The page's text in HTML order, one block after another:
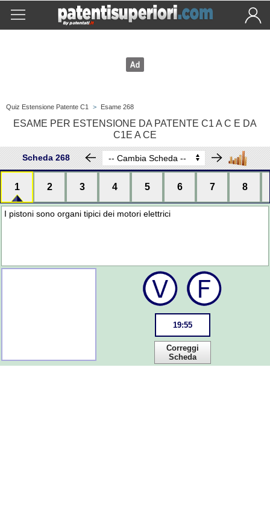
Quiz Estensione Patente C1 > Esame 268
ESAME PER ESTENSIONE DA PATENTE C1 A C E DA
C1E A CE
Scheda 268
1 2 3 4 5 6 7 8
I pistoni sono organi tipici dei motori elettrici
19:55
Correggi
Scheda